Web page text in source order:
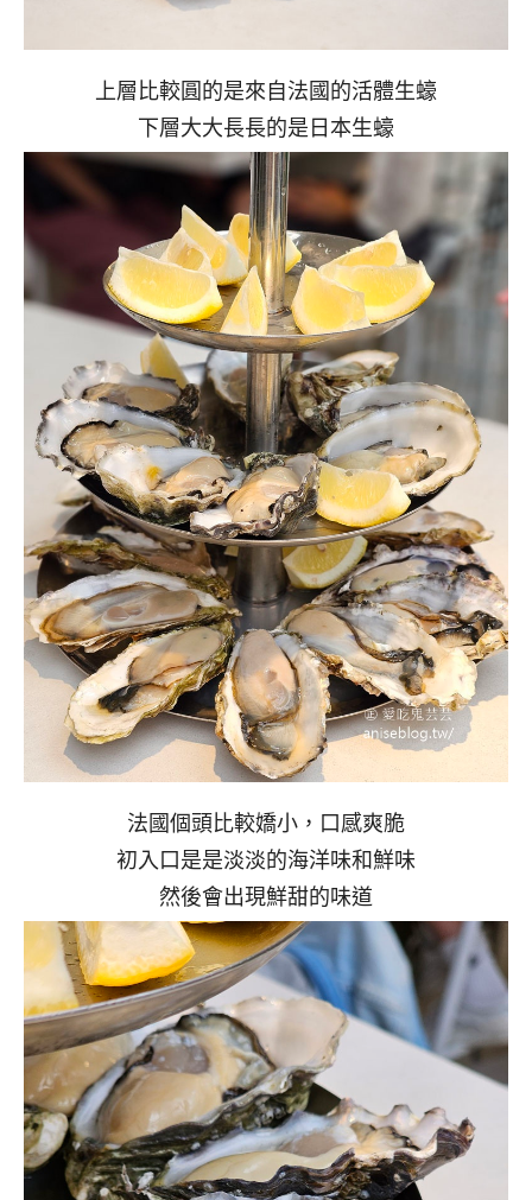
上層比較圓的是來自法國的活體生蠔
下層大大長長的是日本生蠔
法國個頭比較嬌小，口感爽脆
初入口是是淡淡的海洋味和鮮味
然後會出現鮮甜的味道